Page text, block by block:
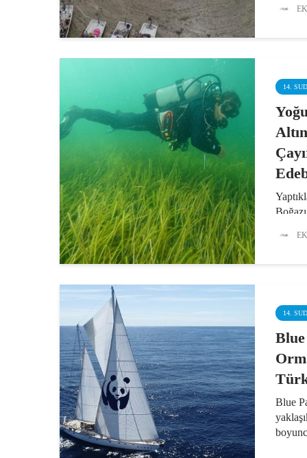
14.
14.
Blue